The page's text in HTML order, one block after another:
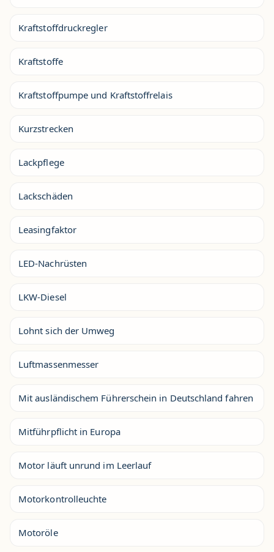
Kraftstoffdruckregler
Kraftstoffe
Kraftstoffpumpe und Kraftstoffrelais
Kurzstrecken
Lackpflege
Lackschäden
Leasingfaktor
LED-Nachrüsten
LKW-Diesel
Lohnt sich der Umweg
Luftmassenmesser
Mit ausländischem Führerschein in Deutschland fahren
Mitführpflicht in Europa
Motor läuft unrund im Leerlauf
Motorkontrolleuchte
Motoröle